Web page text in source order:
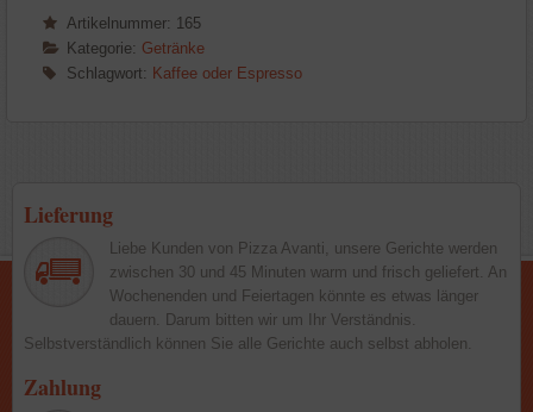
Artikelnummer: 165
Kategorie: Getränke
Schlagwort: Kaffee oder Espresso
Lieferung
Liebe Kunden von Pizza Avanti, unsere Gerichte werden
zwischen 30 und 45 Minuten warm und frisch geliefert. An
Wochenenden und Feiertagen könnte es etwas länger
dauern. Darum bitten wir um Ihr Verständnis.
Selbstverständlich können Sie alle Gerichte auch selbst abholen.
Zahlung